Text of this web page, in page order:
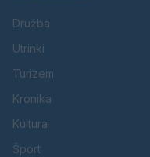
Družba
Utrinki
Turizem
Kronika
Kultura
Šport